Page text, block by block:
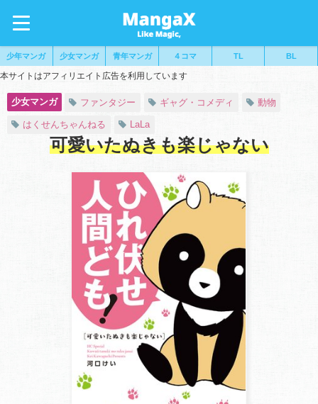
少年マンガ 少女マンガ 青年マンガ ４コマ TL BL
本サイトはアフィリエイト広告を利用しています
少女マンガ ファンタジー ギャグ・コメディ 動物
はくせんちゃんねる LaLa
可愛いたぬきも楽じゃない